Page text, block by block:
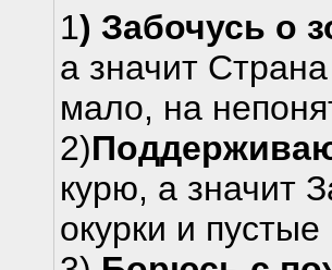
1) Забочусь о
а значит
мало, на
2)
курю, а значит
окурки и пустые